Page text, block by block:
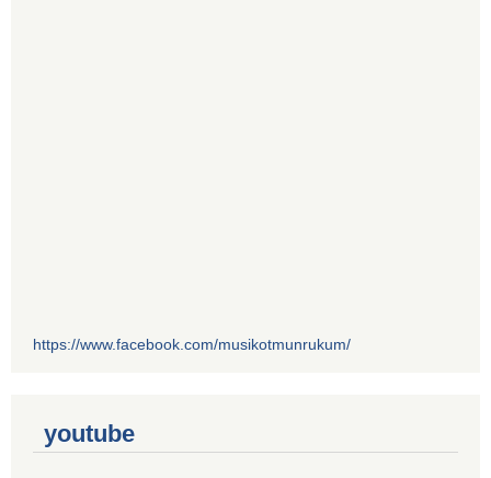
https://www.facebook.com/musikotmunrukum/
youtube